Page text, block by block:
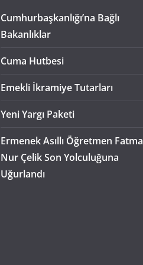
Cumhurbaşkanlığı’na Bağlı
Bakanlıklar
Cuma Hutbesi
Emekli İkramiye Tutarları
Yeni Yargı Paketi
Ermenek Asıllı Öğretmen Fatma
Nur Çelik Son Yolculuğuna
Uğurlandı